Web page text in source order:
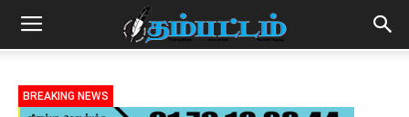
BREAKING NEWS